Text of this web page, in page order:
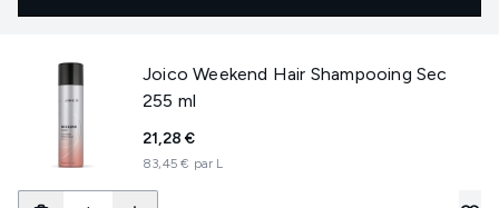
Joico Weekend Hair Shampooing Sec
255 ml
21,28 €
83,45 € par L